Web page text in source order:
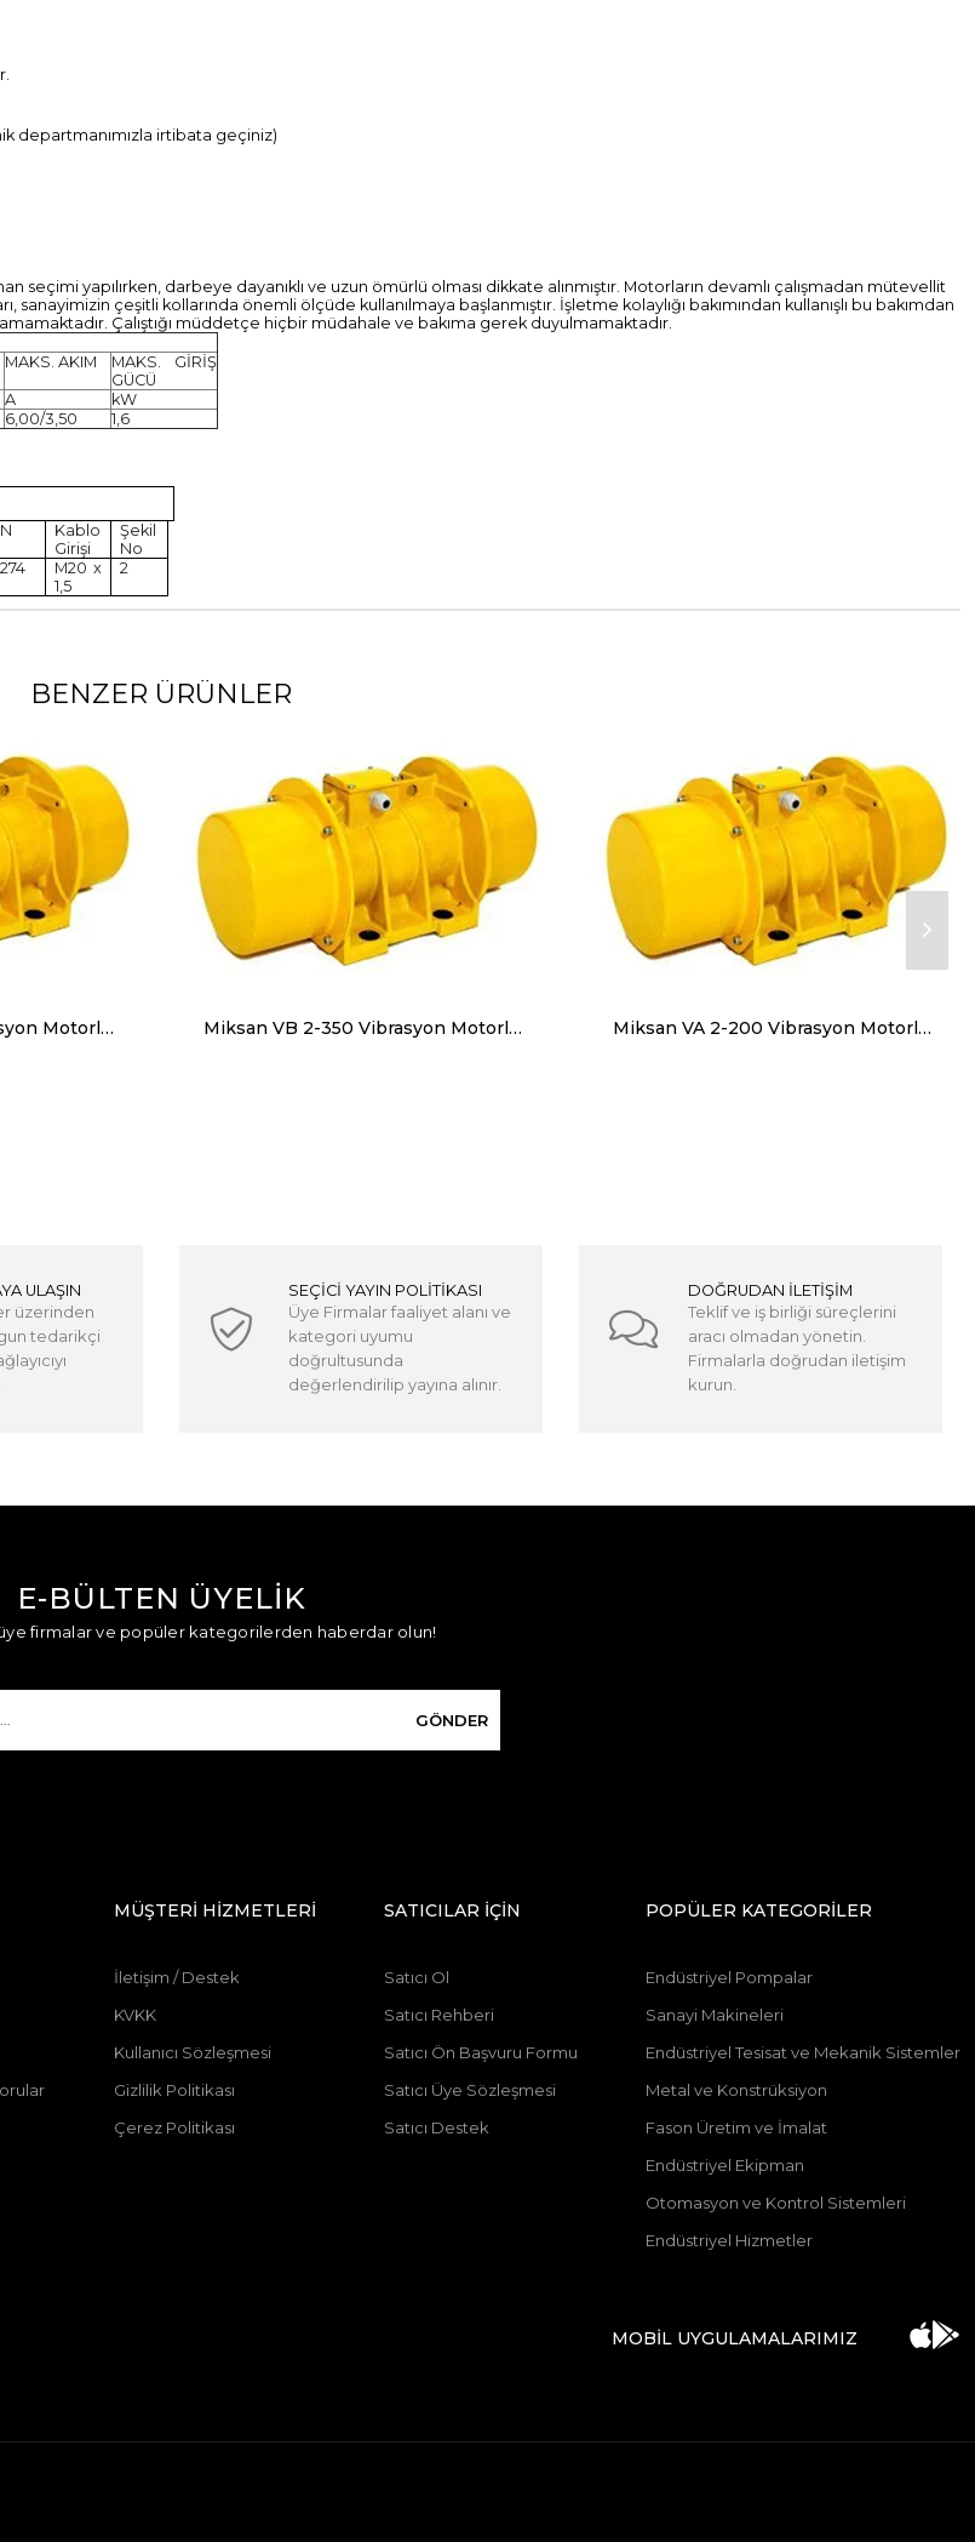
departmanımızla irtibata geçiniz)
yapılırken, darbeye dayanıklı ve uzun ömürlü olması dikkate alınmıştır. Motorların devamlı çalışmadan mütevellit
çeşitli kollarında önemli ölçüde kullanılmaya başlanmıştır. İşletme kolaylığı bakımından kullanışlı bu bakımdan
Çalıştığı müddetçe hiçbir müdahale ve bakıma gerek duyulmamaktadır.
MAKS. AKIM
MAKS. GİRİŞ
GÜCÜ
A
kW
6,00/3,50 1,6
N
Kablo
Girişi
Şekil
No
274
M20 x
1,5
2
BENZER ÜRÜNLER
Miksan VC 2-500 Vibrasyon Motorları Trifaze (380V) 3000 Devir 500 Kg, 4905 N Miksan VB 2-350 Vibrasyon Motorları Trifaze (380V) 3000 Devir 340 Kg, 3335 N Miksan VA 2-200 Vibrasyon Motorları Trifaze (380V) 3000 Devir 200 Kg, 1962 N
ULAŞIN
üzerinden
tedarikçi
SEÇİCİ YAYIN POLİTİKASI
Üye Firmalar faaliyet alanı ve
kategori uyumu
doğrultusunda
değerlendirilip yayına alınır.
DOĞRUDAN İLETİŞİM
Teklif ve iş birliği süreçlerini
aracı olmadan yönetin.
Firmalarla doğrudan iletişim
kurun.
E-BÜLTEN ÜYELİK
firmalar ve popüler kategorilerden haberdar olun!
GÖNDER
MÜŞTERİ HİZMETLERİ
İletişim / Destek
KVKK
Kullanıcı Sözleşmesi
Gizlilik Politikası
Çerez Politikası
SATICILAR İÇİN
Satıcı Ol
Satıcı Rehberi
Satıcı Ön Başvuru Formu
Satıcı Üye Sözleşmesi
Satıcı Destek
POPÜLER KATEGORİLER
Endüstriyel Pompalar
Sanayi Makineleri
Endüstriyel Tesisat ve Mekanik Sistemler
Metal ve Konstrüksiyon
Fason Üretim ve İmalat
Endüstriyel Ekipman
Otomasyon ve Kontrol Sistemleri
Endüstriyel Hizmetler
MOBİL UYGULAMALARIMIZ